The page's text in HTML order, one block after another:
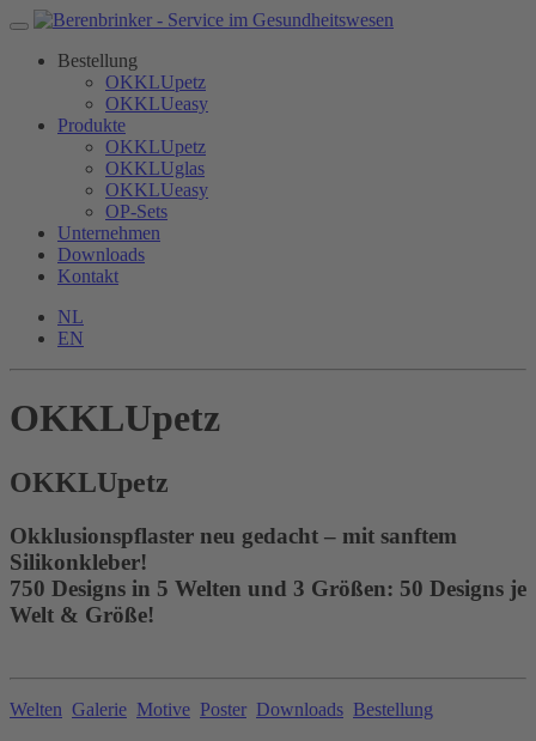
Bestellung
OKKLUpetz
OKKLUeasy
Produkte
OKKLUpetz
OKKLUglas
OKKLUeasy
OP-Sets
Unternehmen
Downloads
Kontakt
NL
EN
OKKLUpetz
OKKLUpetz
Okklusionspflaster neu gedacht – mit sanftem
Silikonkleber!
750 Designs in 5 Welten und 3 Größen: 50 Designs je
Welt & Größe!
Welten Galerie Motive Poster Downloads Bestellung